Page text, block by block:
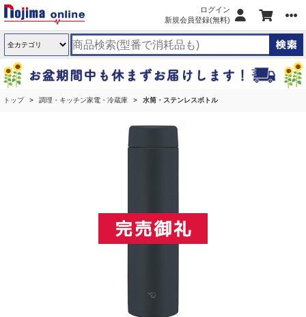
ログイン
新規会員登録(無料)
トップ 調理・キッチン家電・冷蔵庫 水筒・ステンレスボトル